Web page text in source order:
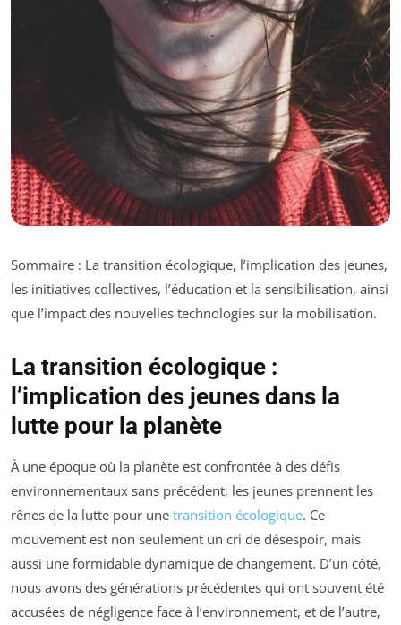
Sommaire : La transition écologique, l’implication des jeunes,
les initiatives collectives, l’éducation et la sensibilisation, ainsi
que l’impact des nouvelles technologies sur la mobilisation.
La transition écologique :
l’implication des jeunes dans la
lutte pour la planète
À une époque où la planète est confrontée à des défis
environnementaux sans précédent, les jeunes prennent les
rênes de la lutte pour une transition écologique. Ce
mouvement est non seulement un cri de désespoir, mais
aussi une formidable dynamique de changement. D’un côté,
nous avons des générations précédentes qui ont souvent été
accusées de négligence face à l’environnement, et de l’autre,